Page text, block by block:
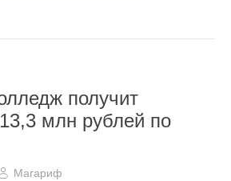
получит
млн рублей по
Магариф